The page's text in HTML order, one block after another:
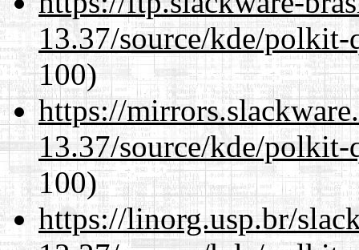
13.37/source/kde/
100)
https://
13.37/source/kde/
100)
https://linorg.usp.br/